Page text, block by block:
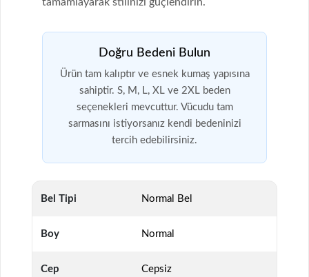
Doğru Bedeni Bulun
Ürün tam kalıptır ve esnek kumaş yapısına
sahiptir. S, M, L, XL ve 2XL beden
seçenekleri mevcuttur. Vücudu tam
sarmasını istiyorsanız kendi bedeninizi
tercih edebilirsiniz.
Bel Tipi Normal Bel
Boy Normal
Cep Cepsiz